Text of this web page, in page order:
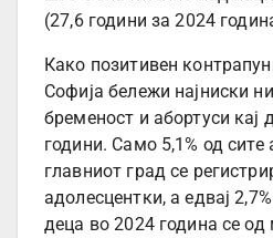
(27,6 години за 2024
Како позитивен
Софија бележи најниски
бременост и абортуси кај
години. Само 5,1% од сите
главниот град се
адолесцентки, а едвај
деца во 2024 година се